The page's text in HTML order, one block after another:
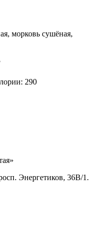
морковь сушёная,
: 290
Энергетиков, 36В/1.